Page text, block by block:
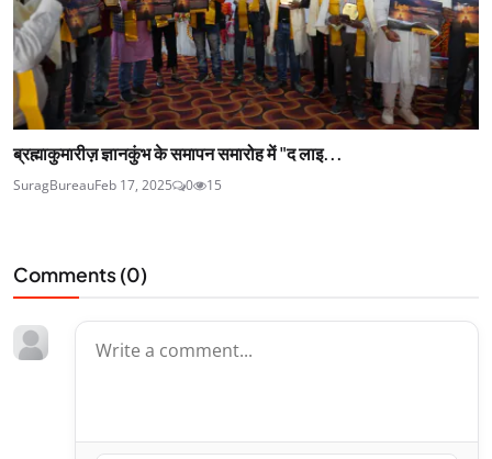
ब्रह्माकुमारीज़ ज्ञानकुंभ के समापन समारोह में "द लाइ...
SuragBureauFeb 17, 2025 0 15
Comments (0)